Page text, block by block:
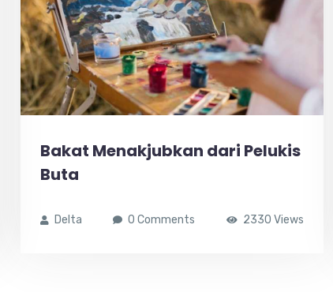
Bakat Menakjubkan dari Pelukis
Buta
Delta 0 Comments 2330 Views